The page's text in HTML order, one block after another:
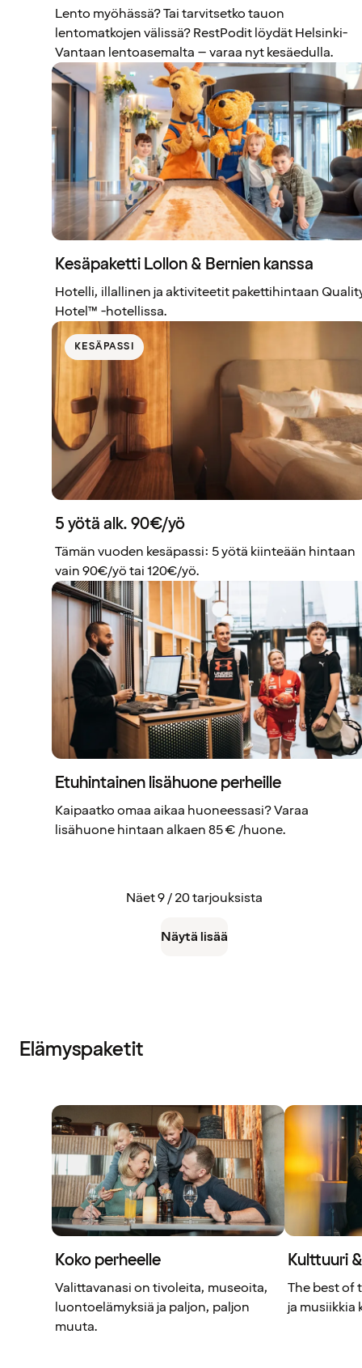
Lento myöhässä? Tai tarvitsetko tauon
lentomatkojen välissä? RestPodit löydät Helsinki-
Vantaan lentoasemalta – varaa nyt kesäedulla.
Kesäpaketti Lollon & Bernien kanssa
Hotelli, illallinen ja aktiviteetit pakettihintaan
Hotel™ -hotellissa.
KESÄPASSI
5 yötä alk. 90€/yö
Tämän vuoden kesäpassi: 5 yötä kiinteään hintaan
vain 90€/yö tai 120€/yö.
Etuhintainen lisähuone perheille
Kaipaatko omaa aikaa huoneessasi? Varaa
lisähuone hintaan alkaen 85 € /huone.
Näet 9 / 20 tarjouksista
Näytä lisää
Elämyspaketit
Koko perheelle
Valittavanasi on tivoleita, museoita,
luontoelämyksiä ja paljon, paljon
muuta.
Kulttuuri
The best of
ja